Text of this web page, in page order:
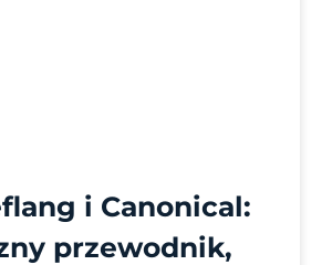
i Canonical:
przewodnik,